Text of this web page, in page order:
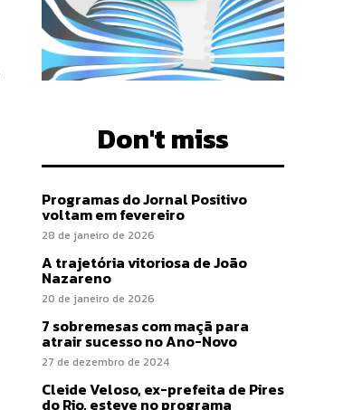
Don't miss
Programas do Jornal Positivo
voltam em fevereiro
28 de janeiro de 2026
A trajetória vitoriosa de João
Nazareno
20 de janeiro de 2026
7 sobremesas com maçã para
atrair sucesso no Ano-Novo
27 de dezembro de 2024
Cleide Veloso, ex-prefeita de Pires
do Rio, esteve no programa